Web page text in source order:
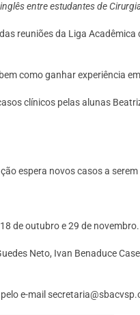
entre estudantes de
reuniões da Liga Acadêmica
como ganhar experiência
clínicos pelas alunas
espera novos casos a
de outubro e 29 de novembro.
Neto, Ivan Benaduce
e-mail